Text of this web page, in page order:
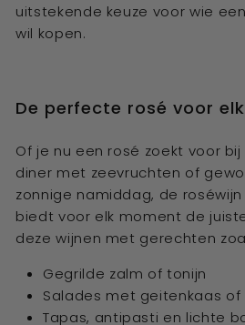
uitstekende keuze voor wie
wil kopen.
De perfecte rosé voor
Of je nu een rosé zoekt voor
diner met zeevruchten of
zonnige namiddag, de
biedt voor elk moment de
deze wijnen met gerechten
Gegrilde zalm of tonijn
Salades met geitenkaas of
Tapas, antipasti en lichte